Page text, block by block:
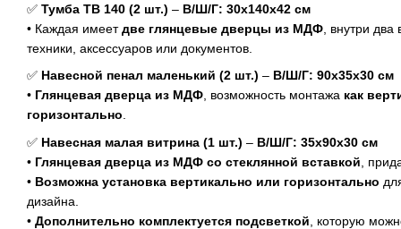
✅ Тумба ТВ 140 (2 шт.) – В/Ш/Г: 30x140x42 см
• Каждая имеетдве глянцевые дверцы из МДФ , внутри
техники, аксессуаров или документов.
✅ Навесной пенал маленький (2 шт.) – В/Ш/Г: 90x35x30 см
• Глянцевая дверца из МДФ, возможность монтажа как
горизонтально.
✅ Навесная малая витрина (1 шт.) – В/Ш/Г: 35x90x30 см
• Глянцевая дверца из МДФ со стеклянной вставкой ,
• Возможна установка вертикально или горизонтально
дизайна.
• Дополнительно комплектуется подсветкой , которую